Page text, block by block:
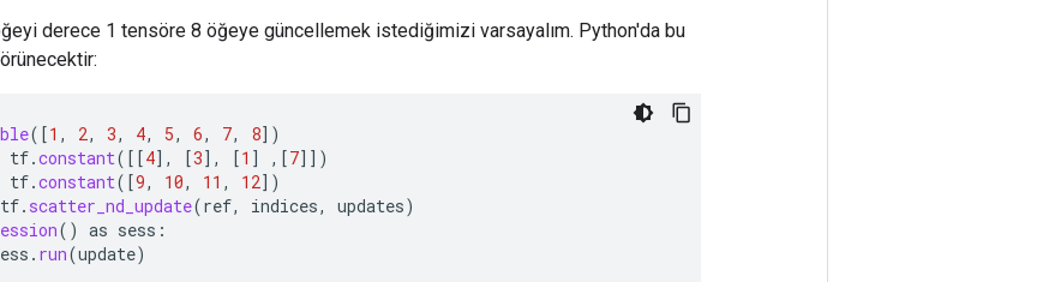
derece 1 tensöre 8 öğeye güncellemek istediğimizi varsayalım. Python'da bu
( [1 , 2, 3, 4, 5, 6, 7, 8] )
tf.constant( [[4] , [3] , [1 ] , [7]] )
tf.constant( [9, 10, 11 , 12] )
tf. scatter_nd_update(ref, indices, updates)
() as sess :
. run(update)